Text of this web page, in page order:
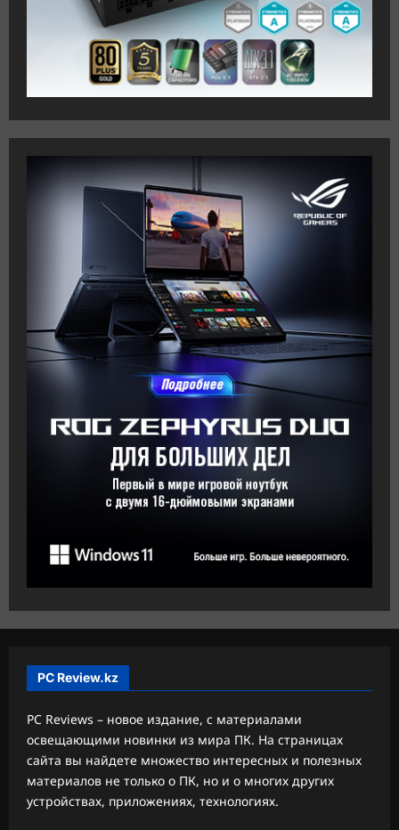
PC Review.kz
PC Reviews – новое издание, с материалами
освещающими новинки из мира ПК. На страницах
сайта вы найдете множество интересных и полезных
материалов не только о ПК, но и о многих других
устройствах, приложениях, технологиях.